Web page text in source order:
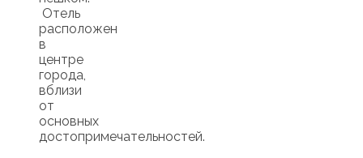
Отель
расположен
в
центре
города,
вблизи
от
основных
достопримечательностей.